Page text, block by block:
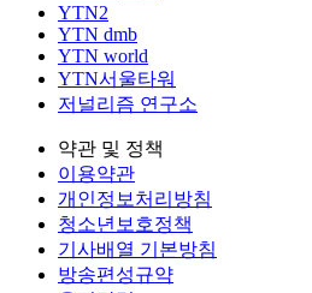
YTN2
YTN dmb
YTN world
YTN서울타워
저널리즘 연구소
약관 및 정책
이용약관
개인정보처리방침
청소년보호정책
기사배열 기본방침
방송편성규약